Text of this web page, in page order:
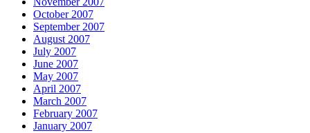
October 2007
September 2007
August 2007
July 2007
June 2007
May 2007
April 2007
March 2007
February 2007
January 2007